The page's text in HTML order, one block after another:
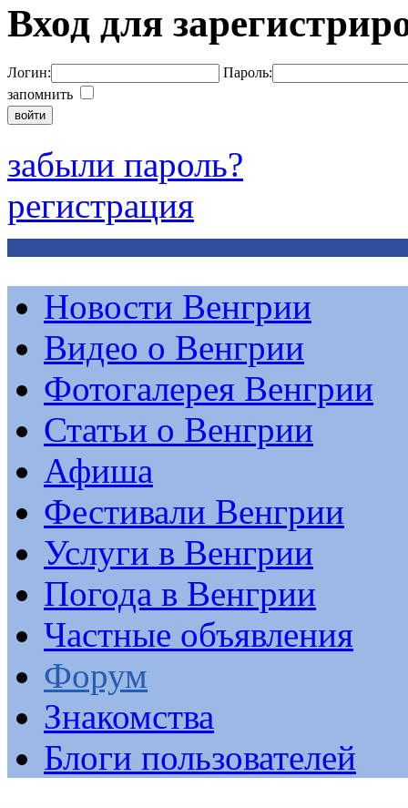
Вход для
Логин:
Пароль:
запомнить
забыли пароль?
регистрация
Новости Венгрии
Видео о Венгрии
Фотогалерея Венгрии
Статьи о Венгрии
Афиша
Фестивали Венгрии
Услуги в Венгрии
Погода в Венгрии
Частные объявления
Форум
Знакомства
Блоги пользователей